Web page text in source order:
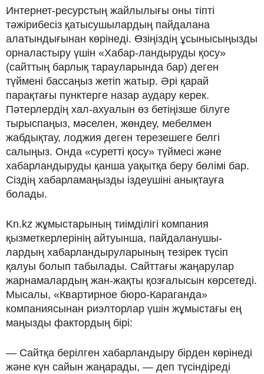
Интернет-ресурстың жайлылығы оны тіпті
тәжірибесіз қатысушылардың пайдалана
алатындығынан көрінеді. Өзіңіздің ұсынысыңызды
орналастыру үшін «Хабар-ландыруды қосу»
(сайттың барлық тарауларында бар) деген
түймені бассаңыз жетіп жатыр. Әрі қарай
парақтағы пунктерге назар аудару керек.
Пәтерлердің хал-ахуалын өз бетіңізше білуге
тырыспаңыз, мәселен, жөндеу, мебелмен
жабдықтау, лоджия деген терезешеге белгі
салыңыз. Онда «суретті қосу» түймесі және
хабарландыруды қанша уақытқа беру бөлімі бар.
Сіздің хабарламаңызды іздеушіні анықтауға
болады.
Kn.kz жұмыстарының тиімділігі компания
қызметкерлерінің айтуынша, пайдаланушы-
лардың хабарландыруларының тезірек түсіп
қалуы болып табылады. Сайттағы жаңарулар
жарнамалардың жан-жақты қозғалысын көрсетеді.
Мысалы, «Квартирное бюро-Караганда»
компаниясынан риэлторлар үшін жұмыстағы ең
маңызды фактордың бірі:
— Сайтқа берілген хабарландыру бірден көрінеді
және күн сайын жаңарады, — деп түсіндіреді